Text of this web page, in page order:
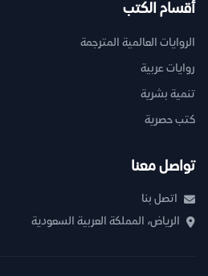
أقسام الكتب
الروايات العالمية المترجمة
روايات عربية
تنمية بشرية
كتب حصرية
تواصل معنا
اتصل بنا
الرياض، المملكة العربية السعودية